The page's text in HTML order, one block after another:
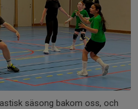
säsong bakom oss, och